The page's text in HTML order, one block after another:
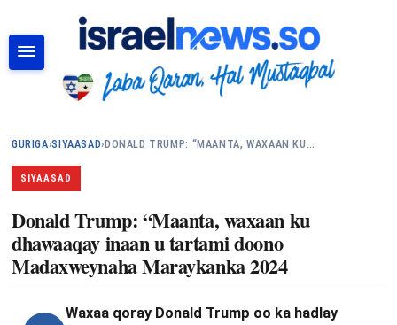
GURIGA›SIYAASAD› DONALD TRUMP: “MAANTA, WAXAAN KU…
SIYAASAD
Donald Trump: “Maanta, waxaan ku
dhawaaqay inaan u tartami doono
Madaxweynaha Maraykanka 2024
Waxaa qoray Donald Trump oo ka hadlay